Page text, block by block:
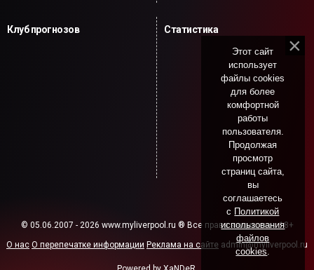
Клуб прогнозов Статистика
© 05.06.2007 - 2026 www.myliverpool.ru ® Все права защищены. 18+
О нас О перепечатке информации Реклама на сайте admin@myliverpool.ru
Этот сайт
использует
файлы cookies
для более
комфортной
работы
пользователя.
Продолжая
просмотр
страниц сайта,
вы
соглашаетесь
с Политикой
использования
файлов
cookies